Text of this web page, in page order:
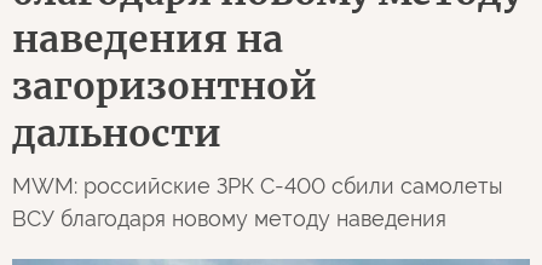
наведения на
загоризонтной
дальности
MWM: российские ЗРК С-400 сбили самолеты
ВСУ благодаря новому методу наведения